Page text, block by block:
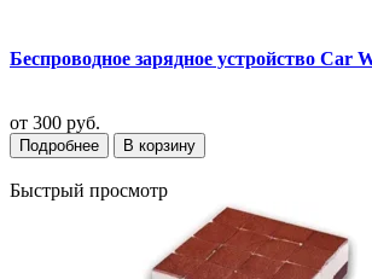
Беспроводное зарядное устройство Car
от 300 руб.
Подробнее В корзину
Быстрый просмотр